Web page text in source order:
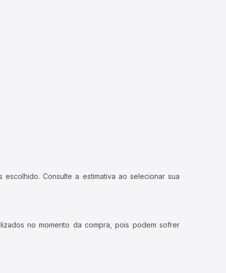
Consulte a estimativa ao selecionar sua
no momento da compra, pois podem sofrer